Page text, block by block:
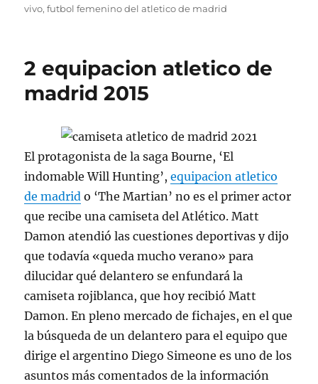
vivo,futbol femenino del atletico de madrid
2 equipacion atletico de
madrid 2015
El protagonista de la saga Bourne, ‘El
indomable Will Hunting’,equipacion atletico
de madrid o ‘The Martian’ no es el primer actor
que recibe una camiseta del Atlético. Matt
Damon atendió las cuestiones deportivas y dijo
que todavía «queda mucho verano» para
dilucidar qué delantero se enfundará la
camiseta rojiblanca, que hoy recibió Matt
Damon. En pleno mercado de fichajes, en el que
la búsqueda de un delantero para el equipo que
dirige el argentino Diego Simeone es uno de los
asuntos más comentados de la información